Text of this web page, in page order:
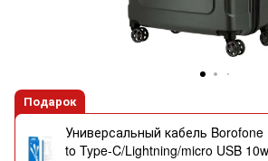
Подарок
Универсальный кабель Borofone
to Type-C/Lightning/micro USB